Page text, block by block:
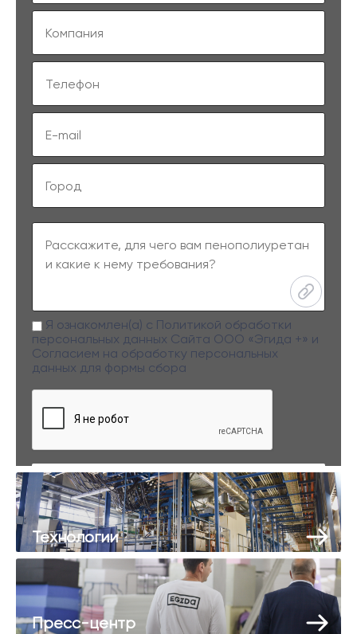
Заполняя данную форму вы даете свое согласие на обработку
персональных данных
Я ознакомлен(а) с Политикой обработки
персональных данных Сайта ООО «Эгида +» и
Согласием на обработку персональных
данных для формы сбора
Технологии
Пресс-центр